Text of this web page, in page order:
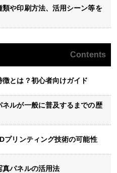
や印刷方法、活用シーン等を
Contents
とは？初心者向けガイド
ルが一般に普及するまでの歴
プリンティング技術の可能性
真パネルの活用法